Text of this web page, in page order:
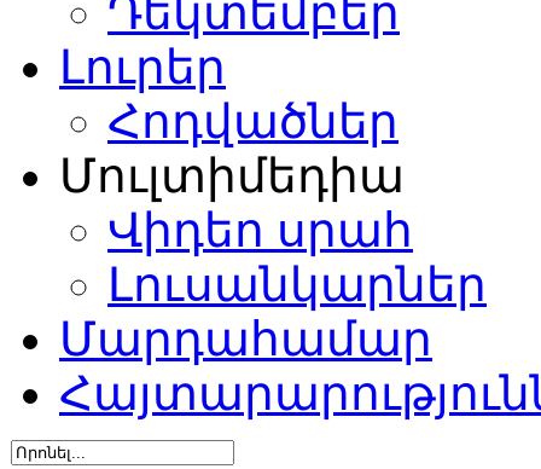
Դեկտեմբեր
Լուրեր
Հոդվածներ
Մուլտիմեդիա
Վիդեո սրահ
Լուսանկարներ
Մարդահամար